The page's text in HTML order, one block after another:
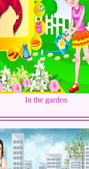
In the garden